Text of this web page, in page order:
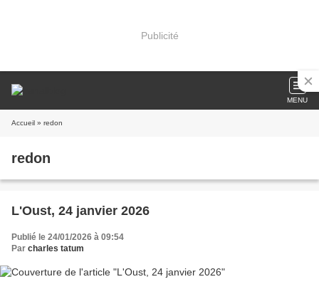
Publicité
MENU
Accueil » redon
redon
L'Oust, 24 janvier 2026
Publié le 24/01/2026 à 09:54
Par charles tatum